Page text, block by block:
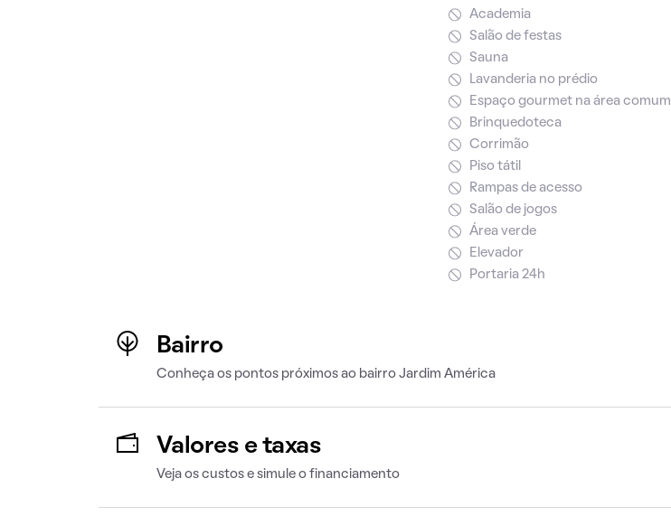
Academia
Salão de festas
Sauna
Lavanderia no prédio
Espaço gourmet na área comum
Brinquedoteca
Corrimão
Piso tátil
Rampas de acesso
Salão de jogos
Área verde
Elevador
Portaria 24h
Bairro
Conheça os pontos próximos ao bairro Jardim América
Valores e taxas
Veja os custos e simule o financiamento